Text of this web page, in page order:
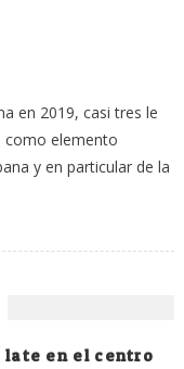
en 2019, casi tres le
como elemento
y en particular de la
late en el centro